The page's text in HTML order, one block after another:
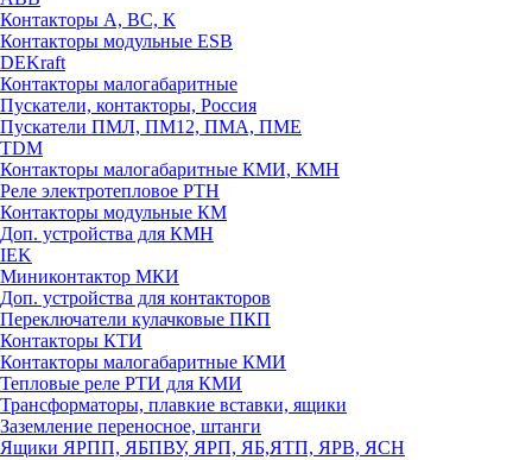
Контакторы А, ВС, К
Контакторы модульные ESB
DEKraft
Контакторы малогабаритные
Пускатели, контакторы, Россия
Пускатели ПМЛ, ПМ12, ПМА, ПМЕ
TDM
Контакторы малогабаритные КМИ, КМН
Реле электротепловое РТН
Контакторы модульные КМ
Доп. устройства для КМН
IEK
Миниконтактор МКИ
Доп. устройства для контакторов
Переключатели кулачковые ПКП
Контакторы КТИ
Контакторы малогабаритные КМИ
Тепловые реле РTИ для КМИ
Трансформаторы, плавкие вставки, ящики
Заземление переносное, штанги
Ящики ЯРПП, ЯБПВУ, ЯРП, ЯБ,ЯТП, ЯРВ, ЯСН